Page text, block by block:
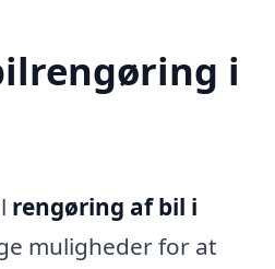
i
rengøring af bil i
muligheder for at